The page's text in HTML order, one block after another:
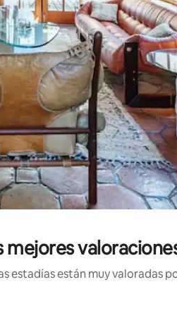
estadías están muy valoradas